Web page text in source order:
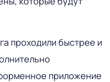
проходили быстрее и
приложение